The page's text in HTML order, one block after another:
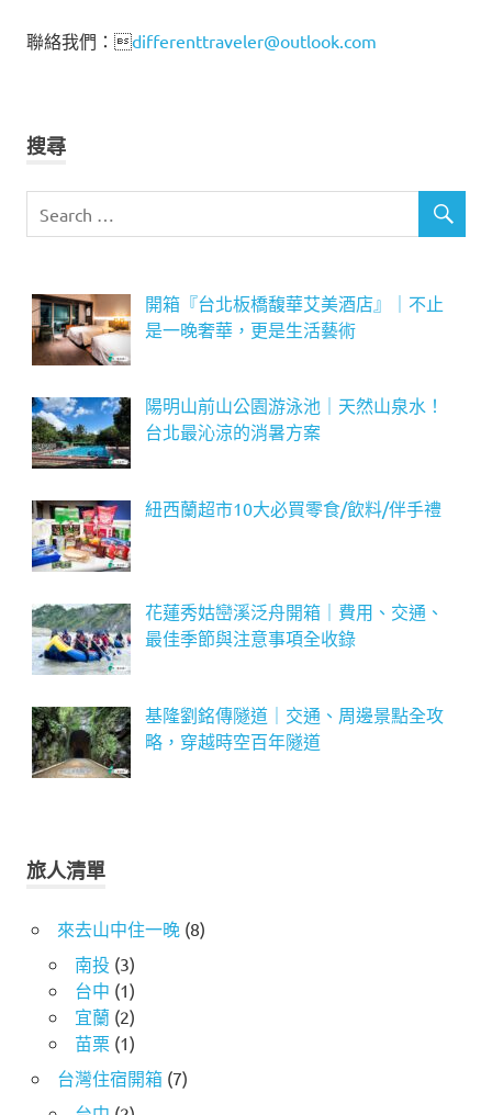
聯絡我們：differenttraveler@outlook.com
搜尋
開箱『台北板橋馥華艾美酒店』｜不止
是一晚奢華，更是生活藝術
陽明山前山公園游泳池｜天然山泉水！
台北最沁涼的消暑方案
紐西蘭超市10大必買零食/飲料/伴手禮
花蓮秀姑巒溪泛舟開箱｜費用、交通、
最佳季節與注意事項全收錄
基隆劉銘傳隧道｜交通、周邊景點全攻
略，穿越時空百年隧道
旅人清單
來去山中住一晚 (8)
南投 (3)
台中 (1)
宜蘭(2)
苗栗(1)
台灣住宿開箱(7)